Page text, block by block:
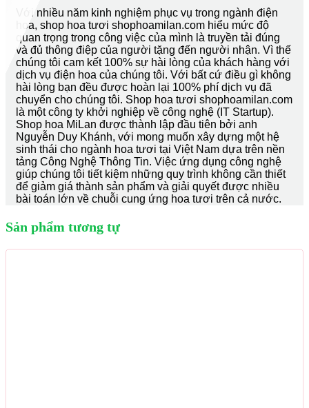
Với nhiều năm kinh nghiệm phục vụ trong ngành điện
hoa, shop hoa tươi shophoamilan.com hiểu mức độ
quan trọng trong công việc của mình là truyền tải đúng
và đủ thông điệp của người tặng đến người nhận. Vì thế
chúng tôi cam kết 100% sự hài lòng của khách hàng với
dịch vụ điện hoa của chúng tôi. Với bất cứ điều gì không
hài lòng bạn đều được hoàn lại 100% phí dịch vụ đã
chuyển cho chúng tôi. Shop hoa tươi shophoamilan.com
là một công ty khởi nghiệp về công nghệ (IT Startup).
Shop hoa MiLan được thành lập đầu tiên bởi anh
Nguyễn Duy Khánh, với mong muốn xây dựng một hệ
sinh thái cho ngành hoa tươi tại Việt Nam dựa trên nền
tảng Công Nghệ Thông Tin. Việc ứng dụng công nghệ
giúp chúng tôi tiết kiệm những quy trình không cần thiết
để giảm giá thành sản phẩm và giải quyết được nhiều
bài toán lớn về chuỗi cung ứng hoa tươi trên cả nước.
Sản phẩm tương tự